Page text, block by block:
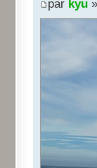
par kyu